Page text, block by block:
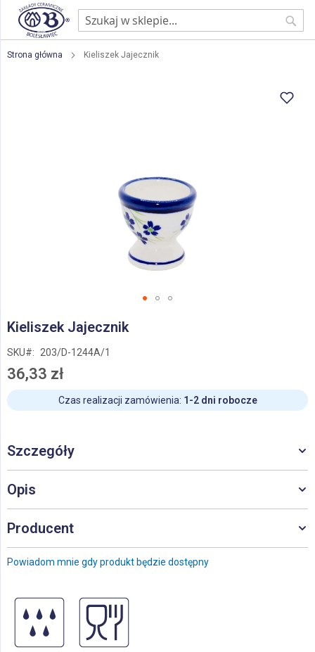
Strona główna Kieliszek Jajecznik
na
galerii
Kieliszek Jajecznik
SKU 203/D-1244A/1
36,33 zł
Powiadom mnie gdy produkt będzie dostępny
Czas realizacji zamówienia: 1-2 dni robocze
Szczegóły
Opis
Producent